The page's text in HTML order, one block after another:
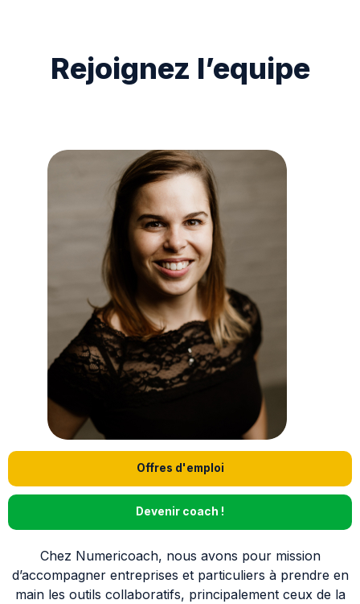
Rejoignez l’equipe
Offres d'emploi
Devenir coach !
Chez Numericoach, nous avons pour mission
d’accompagner entreprises et particuliers à prendre en
main les outils collaboratifs, principalement ceux de la